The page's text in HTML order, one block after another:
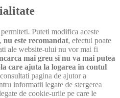
Puteti modifica aceste
nu este recomandat, efectul poate
ale website-ului nu vor mai fi
mai greu si nu va mai putea
care ajuta la logarea in contul
pagina de ajutor a
informatii legate de stergerea
de cookie-urile pe care le